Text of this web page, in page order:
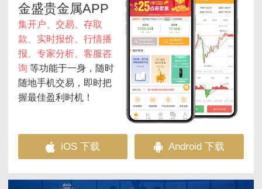
金盛贵金属APP
集开户、交易、存取
款、实时报价、行情播
报、专家分析、客服咨
询 等功能于一身，随时
随地手机交易，即时把
握最佳盈利时机！
iOS 下载 Android 下载